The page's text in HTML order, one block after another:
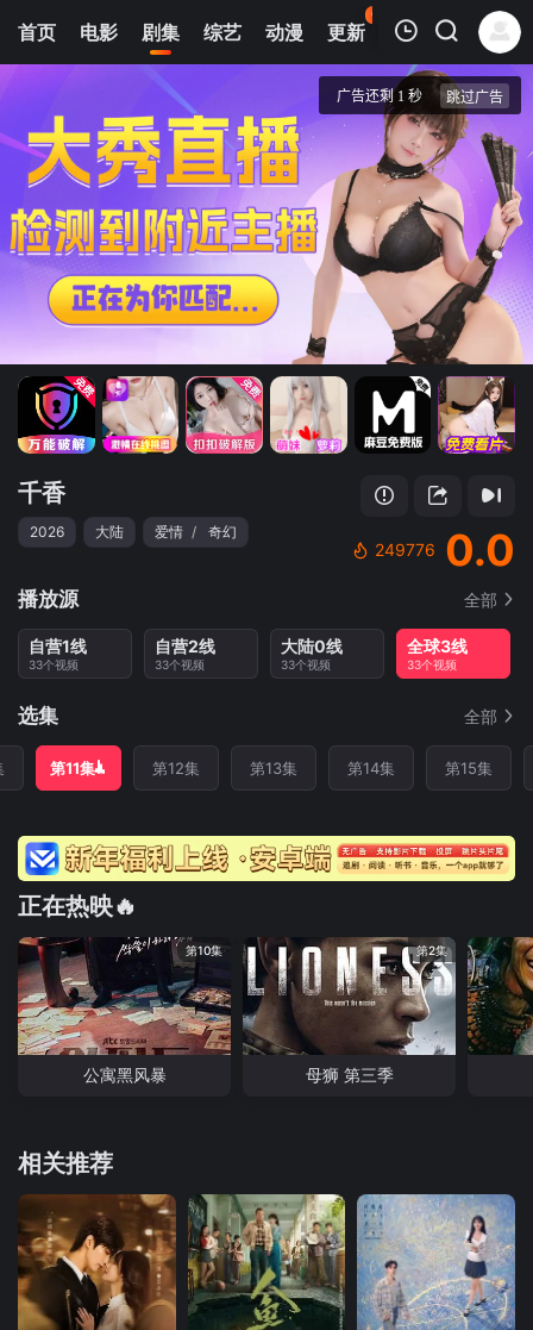
首页 电影 剧集 综艺 动漫 更新
61
热榜 APP
我的观影记录
第11集
千香
清空
千香
2026 大陆 爱情 / 奇幻
249776 0.0
播放源 全部
自营1线
33个视频
自营2线
33个视频
大陆0线
33个视频
全球3线
33个视频
选集 全部
第11集 第12集 第13集 第14集 第15集
正在热映🔥
第10集
公寓黑风暴
第2集
母狮 第三季
相关推荐